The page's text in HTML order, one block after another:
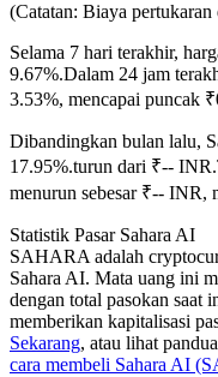
USDC Berjangka
Kontrak berjangka
(Catatan: Biaya
Selama 7 hari terakhir,
9.67%.Dalam 24 jam
3.53%, mencapai puncak
Dibandingkan bulan lalu,
17.95%.turun dari ₹-- INR.
menurun sebesar ₹-- INR,
Statistik Pasar Sahara AI
SAHARA adalah
Sahara AI. Mata uang ini
dengan total pasokan saat
memberikan kapitalisasi
Sekarang, atau lihat
cara membeli Sahara AI